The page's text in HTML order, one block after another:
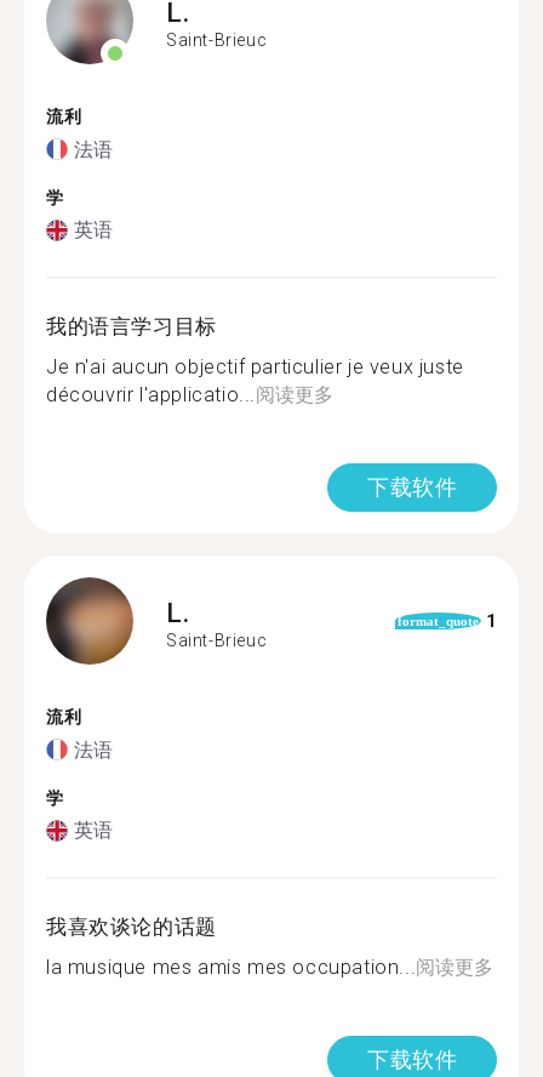
L.
Saint-Brieuc
流利
法语
学
英语
我的语言学习目标
Je n'ai aucun objectif particulier je veux juste
découvrir l'applicatio...阅读更多
下载软件
L.
Saint-Brieuc
format_quote 1
流利
法语
学
英语
我喜欢谈论的话题
la musique mes amis mes occupation...阅读更多
下载软件